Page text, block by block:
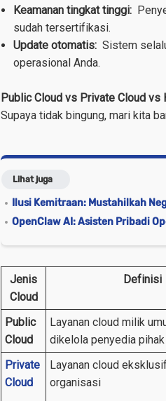
Keamanan tingkat tinggi:
sudah tersertifikasi.
Update otomatis: Sistem
operasional Anda.
Public Cloud vs Private Cloud vs
Supaya tidak bingung, mari kita
Lihat juga
Ilusi Kemitraan: Mustahilkah
OpenClaw AI: Asisten Pribadi
Jenis
Cloud
Definisi
Public
Cloud
Layanan cloud milik
dikelola penyedia
Private
Cloud
Layanan cloud
organisasi